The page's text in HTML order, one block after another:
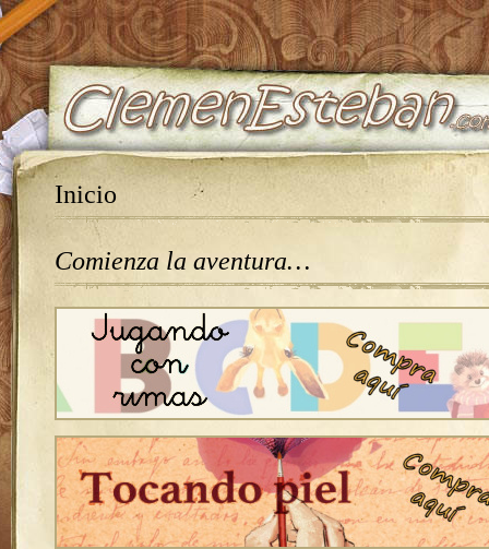
Inicio
Comienza la aventura…